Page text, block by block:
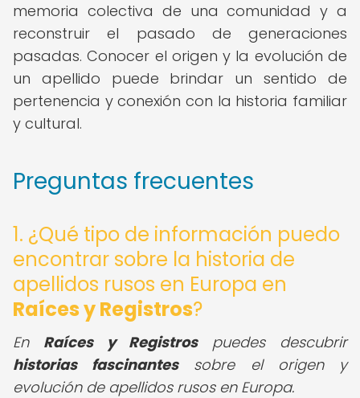
memoria colectiva de una comunidad y a
reconstruir el pasado de generaciones
pasadas. Conocer el origen y la evolución de
un apellido puede brindar un sentido de
pertenencia y conexión con la historia familiar
y cultural.
Preguntas frecuentes
1. ¿Qué tipo de información puedo
encontrar sobre la historia de
apellidos rusos en Europa en
Raíces y Registros?
En Raíces y Registrospuedes descubrir
historias fascinantessobre el origen y
evolución de apellidos rusos en Europa.